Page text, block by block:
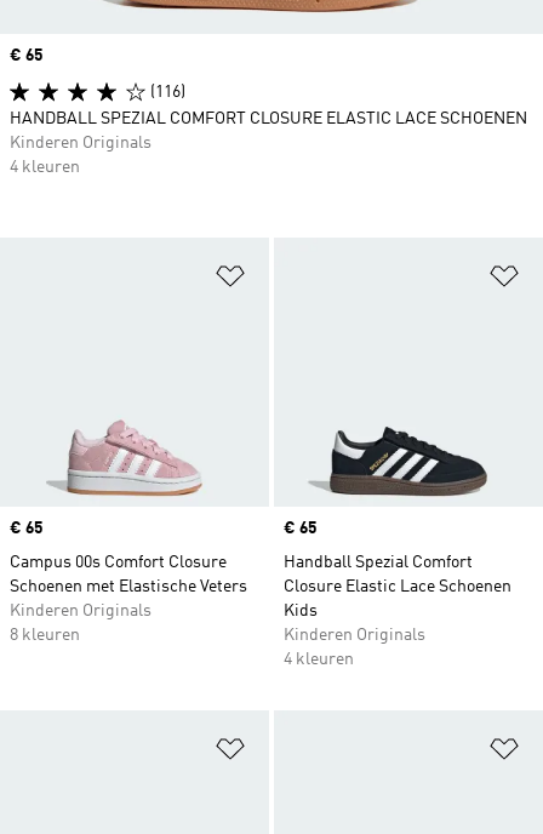
Price
€ 65
Campus 00s Comfort Closure
Schoenen met Elastische Veters
Kinderen Originals
8 kleuren
Price
€ 65
Handball Spezial Comfort
Closure Elastic Lace Schoenen
Kids
Kinderen Originals
4 kleuren
Price
€ 65
(116)
HANDBALL SPEZIAL COMFORT CLOSURE ELASTIC LACE SCHOENEN
Kinderen Originals
4 kleuren